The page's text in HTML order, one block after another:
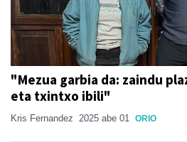
"Mezua garbia da: zaindu
eta txintxo ibili"
Kris Fernandez 2025 abe 01 ORIO